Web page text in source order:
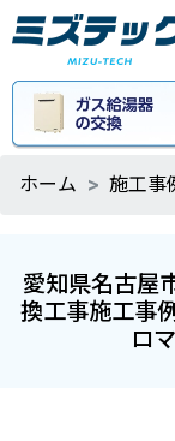
ホーム 施工事
愛知県名古屋
換工事施工事
ロ